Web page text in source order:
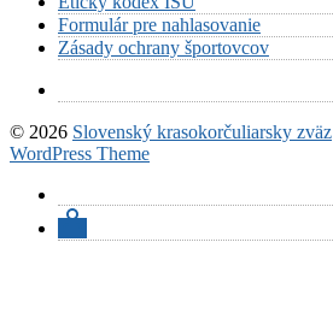
Formulár pre nahlasovanie
Zásady ochrany športovcov
© 2026 Slovenský krasokorčuliarsky zväz
WordPress Theme